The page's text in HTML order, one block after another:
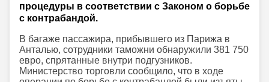
процедуры в соответствии с Законом о борьбе
с контрабандой.
В багаже пассажира, прибывшего из Парижа в
Анталью, сотрудники таможни обнаружили 381 750
евро, спрятанные внутри подгузников.
Министерство торговли сообщило, что в ходе